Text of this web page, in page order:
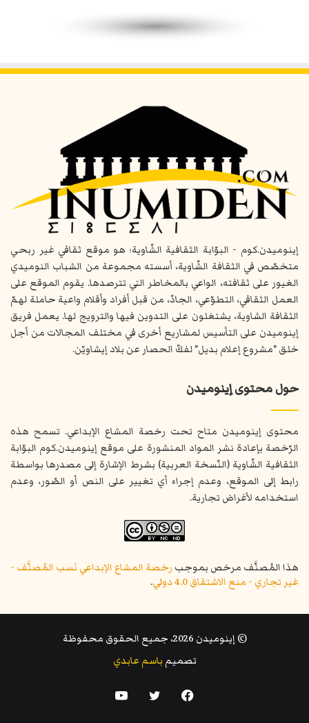
إينوميدن.كوم - البوّابة الثقافية الشّاوية؛ هو موقع ثقافي غير ربحي
متخصّص في الثقافة الشّاوية، أسسته مجموعة من الشباب النوميدي
الغيور على ثقافته، الواعي بالمخاطر التي تترصدها. يقوم الموقع على
العمل الثقافي، التطوّعي، الجادّ، من قبل أفراد وأقلام واعية حاملة لهمّ
الثقافة الشاوية، يشتغلون على التدوين فيها والترويج لها. يعمل فريق
إينوميدن على التأسيس لمشاريع أخرى في مختلف المجالات من أجل
خلق "مشروع إعلام بديل" لفكّ الحصار عن بلاد إيشاويّن.
حول محتوى إينوميدن
محتوى إينوميدن متاح تحت رخصة المشاع الإبداعي. تسمح هذه
الرّخصة بإعادة نشر المواد المنشورة على موقع إينوميدن.كوم البوّابة
الثقافية الشّاوية (النّسخة العربية) بشرط الإشارة إلى مصدرها بواسطة
رابط إلى الموقع، وعدم إجراء أي تغيير على النص أو الصّور، وعدم
استخدامه لأغراض تجارية.
هذا المُصنَّف مرخص بموجب رخصة المشاع الإبداعي نَسب المُصنَّف -
غير تجاري - منع الاشتقاق 4.0 دولي
.
© إينوميدن 2026، جميع الحقوق محفوظة
تصميم باسم عابدي
فيسبوكتويتر يوتيوب